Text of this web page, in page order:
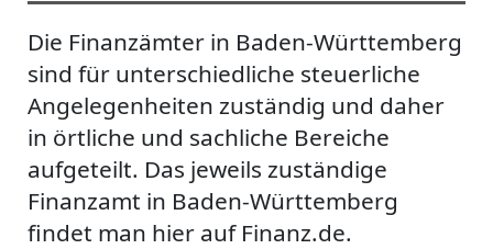
Die Finanzämter in Baden-Württemberg
sind für unterschiedliche steuerliche
Angelegenheiten zuständig und daher
in örtliche und sachliche Bereiche
aufgeteilt. Das jeweils zuständige
Finanzamt in Baden-Württemberg
findet man hier auf Finanz.de.